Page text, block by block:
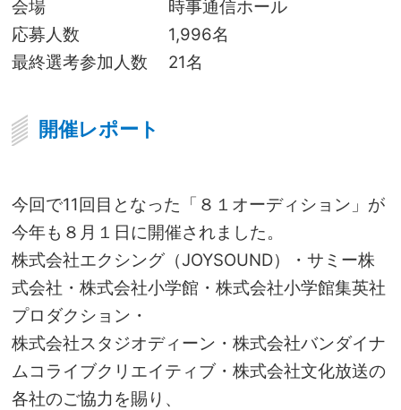
会場
時事通信ホール
応募人数
1,996名
最終選考参加人数
21名
開催レポート
今回で11回目となった「８１オーディション」が
今年も８月１日に開催されました。
株式会社エクシング（JOYSOUND）・サミー株
式会社・株式会社小学館・株式会社小学館集英社
プロダクション・
株式会社スタジオディーン・株式会社バンダイナ
ムコライブクリエイティブ・株式会社文化放送の
各社のご協力を賜り、